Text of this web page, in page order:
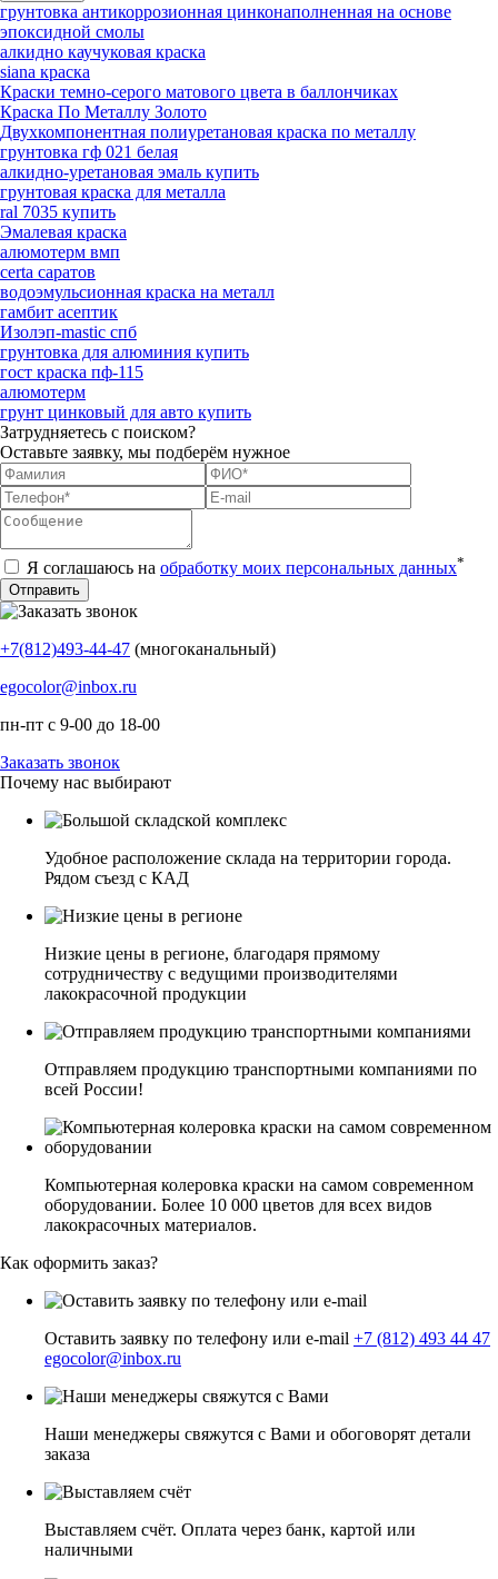
грунтовка антикоррозионная цинконаполненная на основе
эпоксидной смолы
алкидно каучуковая краска
siana краска
Краски темно-серого матового цвета в баллончиках
Краска По Металлу Золото
Двухкомпонентная полиуретановая краска по металлу
грунтовка гф 021 белая
алкидно-уретановая эмаль купить
грунтовая краска для металла
ral 7035 купить
Эмалевая краска
алюмотерм вмп
certa саратов
водоэмульсионная краска на металл
гамбит асептик
Изолэп-mastic спб
грунтовка для алюминия купить
гост краска пф-115
алюмотерм
грунт цинковый для авто купить
Затрудняетесь с поиском?
Оставьте заявку, мы подберём нужное
Я соглашаюсь на обработку моих персональных данных*
+7(812)493-44-47 (многоканальный)
egocolor@inbox.ru
пн-пт с 9-00 до 18-00
Заказать звонок
Почему нас выбирают
Удобное расположение склада на территории города.
Рядом съезд с КАД
Низкие цены в регионе, благодаря прямому
сотрудничеству с ведущими производителями
лакокрасочной продукции
Отправляем продукцию транспортными компаниями по
всей России!
Компьютерная колеровка краски на самом современном
оборудовании. Более 10 000 цветов для всех видов
лакокрасочных материалов.
Как оформить заказ?
Оставить заявку по телефону или e-mail +7 (812) 493 44 47
egocolor@inbox.ru
Наши менеджеры свяжутся с Вами и обоговорят детали
заказа
Выставляем счёт. Оплата через банк, картой или
наличными